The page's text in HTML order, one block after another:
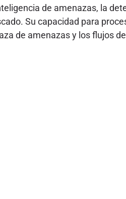
de amenazas, la
Su capacidad para
de amenazas y los flujos